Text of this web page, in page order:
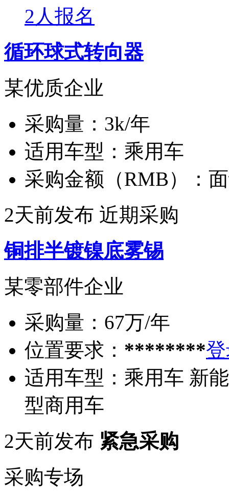
2人报名
循环球式转向器
某优质企业
采购量： 3k/年
适用车型： 乘用车
采购金额（RMB）：
2天前发布 近期采购
铜排半镀镍底雾锡
某零部件企业
采购量： 67万/年
位置要求： ********
适用车型： 乘用车 新
型商用车
2天前发布 紧急采购
采购专场